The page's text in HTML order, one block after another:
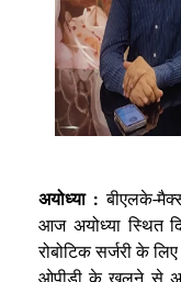
अयोध्या: बीएलके-
आज अयोध्या स्थित
रोबोटिक सर्जरी के लिए
ओपीडी के खुलने से